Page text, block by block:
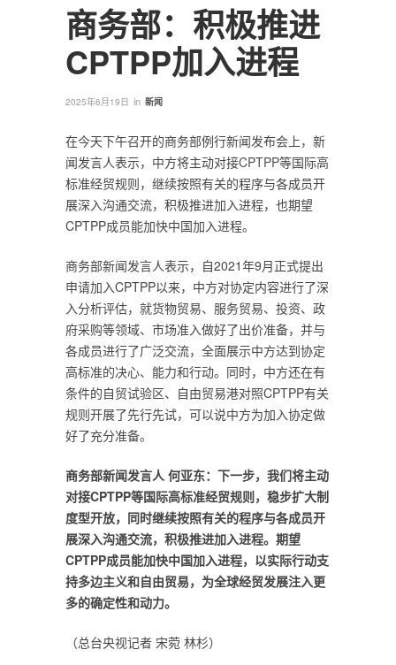
商务部：积极推进
CPTPP加入进程
2025年6月19日 in 新闻
在今天下午召开的商务部例行新闻发布会上，新
闻发言人表示，中方将主动对接CPTPP等国际高
标准经贸规则，继续按照有关的程序与各成员开
展深入沟通交流，积极推进加入进程，也期望
CPTPP成员能加快中国加入进程。
商务部新闻发言人表示，自2021年9月正式提出
申请加入CPTPP以来，中方对协定内容进行了深
入分析评估，就货物贸易、服务贸易、投资、政
府采购等领域、市场准入做好了出价准备，并与
各成员进行了广泛交流，全面展示中方达到协定
高标准的决心、能力和行动。同时，中方还在有
条件的自贸试验区、自由贸易港对照CPTPP有关
规则开展了先行先试，可以说中方为加入协定做
好了充分准备。
商务部新闻发言人 何亚东：下一步，我们将主动
对接CPTPP等国际高标准经贸规则，稳步扩大制
度型开放，同时继续按照有关的程序与各成员开
展深入沟通交流，积极推进加入进程。期望
CPTPP成员能加快中国加入进程，以实际行动支
持多边主义和自由贸易，为全球经贸发展注入更
多的确定性和动力。
（总台央视记者 宋菀 林杉）